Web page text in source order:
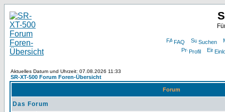
FAQ
Suchen
Profil
Aktuelles Datum und Uhrzeit: 07.08.2026 11:33
SR-XT-500 Forum Foren-Übersicht
Forum
Das Forum